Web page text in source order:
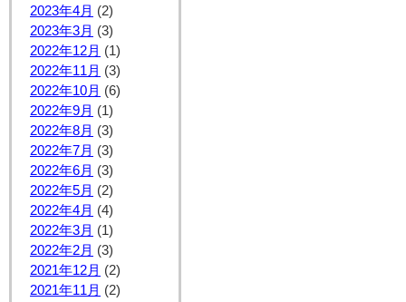
2023年4月 (2)
2023年3月 (3)
2022年12月 (1)
2022年11月 (3)
2022年10月 (6)
2022年9月 (1)
2022年8月 (3)
2022年7月 (3)
2022年6月 (3)
2022年5月 (2)
2022年4月 (4)
2022年3月 (1)
2022年2月 (3)
2021年12月 (2)
2021年11月 (2)